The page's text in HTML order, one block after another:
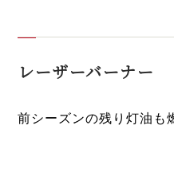
レーザーバーナー
前シーズンの残り灯油も